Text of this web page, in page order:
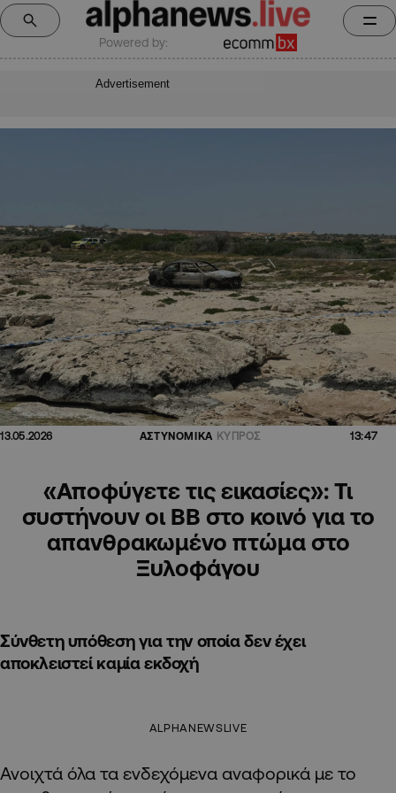
Powered by:
Advertisement
13.05.2026 ΑΣΤΥΝΟΜΙΚΑ ΚΥΠΡΟΣ 13:47
«Αποφύγετε τις εικασίες»: Τι
συστήνουν οι ΒΒ στο κοινό για το
απανθρακωμένο πτώμα στο
Ξυλοφάγου
Σύνθετη υπόθεση για την οποία δεν έχει
αποκλειστεί καμία εκδοχή
ALPHANEWSLIVE
Ανοιχτά όλα τα ενδεχόμενα αναφορικά με το